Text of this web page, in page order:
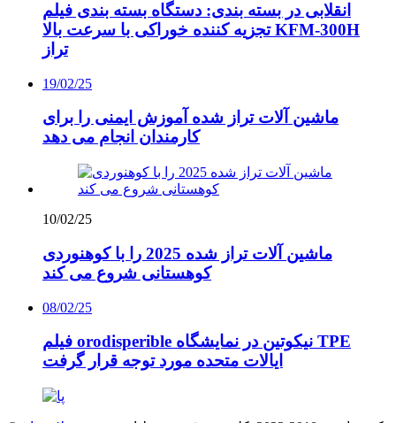
انقلابی در بسته بندی: دستگاه بسته بندی فیلم
تجزیه کننده خوراکی با سرعت بالا KFM-300H
تراز
19/02/25
ماشین آلات تراز شده آموزش ایمنی را برای
کارمندان انجام می دهد
10/02/25
ماشین آلات تراز شده 2025 را با کوهنوردی
کوهستانی شروع می کند
08/02/25
فیلم orodisperible نیکوتین در نمایشگاه TPE
ایالات متحده مورد توجه قرار گرفت